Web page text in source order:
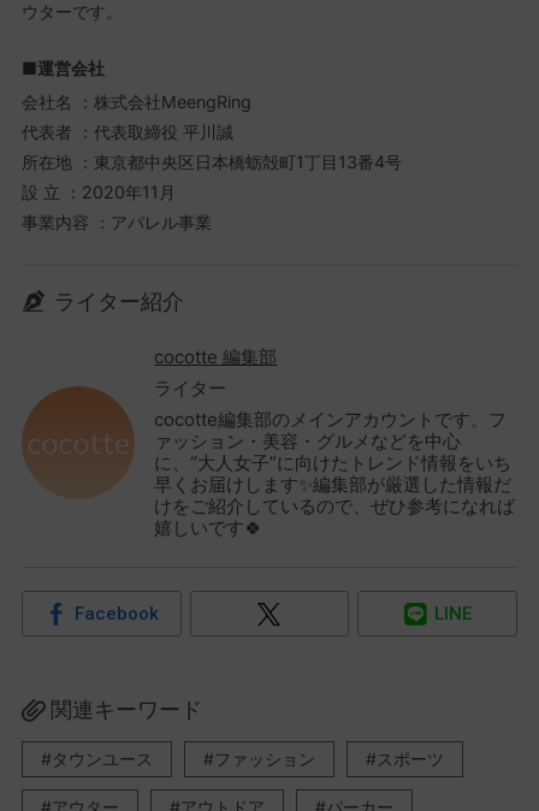
ウターです。
■運営会社
会社名 ：株式会社MeengRing
代表者 ：代表取締役 平川誠
所在地 ：東京都中央区日本橋蛎殻町1丁目13番4号
設 ⽴ ：2020年11⽉
事業内容 ：アパレル事業
ライター紹介
cocotte 編集部
ライター
cocotte編集部のメインアカウントです。フ
ァッション・美容・グルメなどを中心
に、“大人女子”に向けたトレンド情報をいち
早くお届けします✨編集部が厳選した情報だ
けをご紹介しているので、ぜひ参考になれば
嬉しいです🍀
Facebook LINE
関連キーワード
タウンユース ファッション スポーツ
アウター アウトドア パーカー